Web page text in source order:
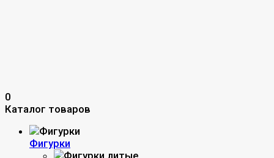
0
Каталог товаров
Фигурки